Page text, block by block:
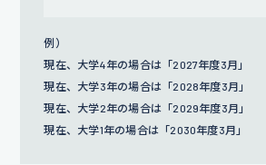
例）
現在、大学4年の場合は「2027年度3月」
現在、大学3年の場合は「2028年度3月」
現在、大学2年の場合は「2029年度3月」
現在、大学1年の場合は「2030年度3月」